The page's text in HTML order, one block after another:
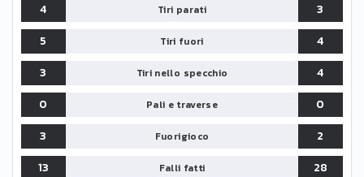
4 Tiri parati
3
5
Tiri fuori
4
3
Tiri nello specchio
4
0
Pali e traverse
0
3
Fuorigioco
2
13
Falli fatti
28